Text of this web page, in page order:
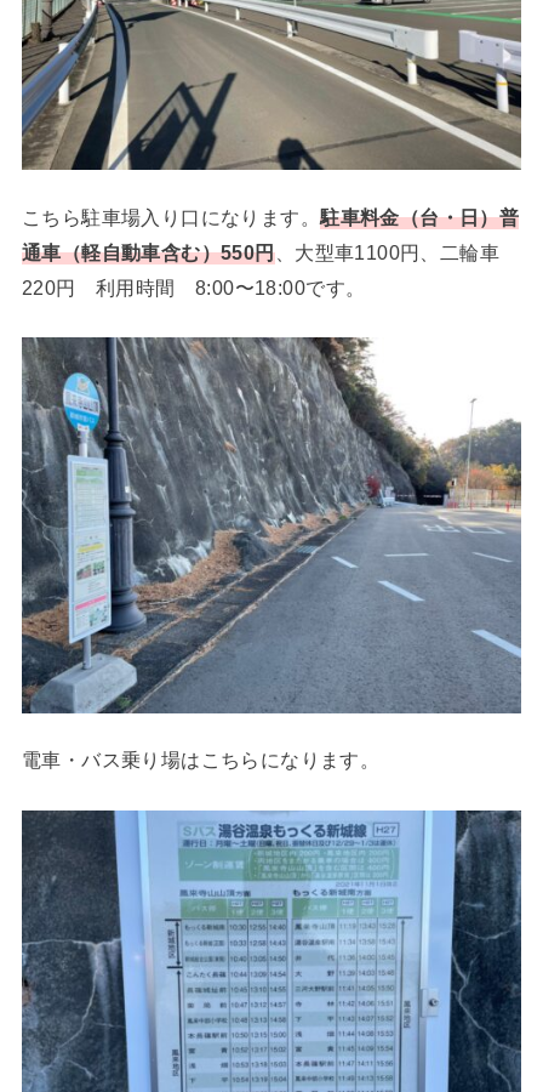
こちら駐車場入り口になります。駐車料金（台・日）普
通車（軽自動車含む）550円、大型車1100円、二輪車
220円 利用時間 8:00〜18:00です。
電車・バス乗り場はこちらになります。